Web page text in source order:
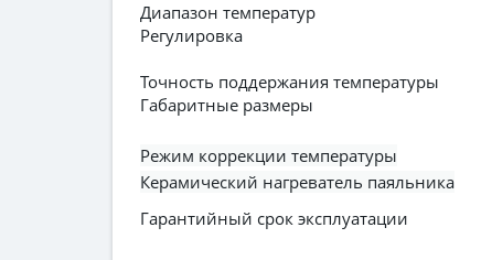
Диапазон температур
Регулировка
Точность поддержания температуры
Габаритные размеры
Режим коррекции температуры
Керамический нагреватель паяльника
Гарантийный срок эксплуатации